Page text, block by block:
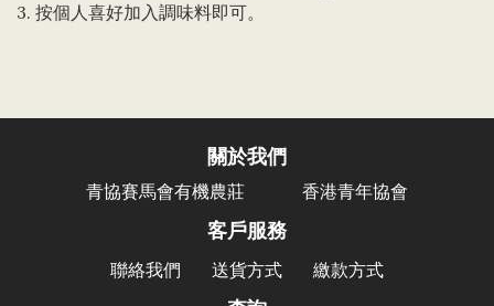
3. 按個人喜好加入調味料即可。
關於我們
青協賽馬會有機農莊
香港青年協會
客戶服務
聯絡我們 送貨方式 繳款方式